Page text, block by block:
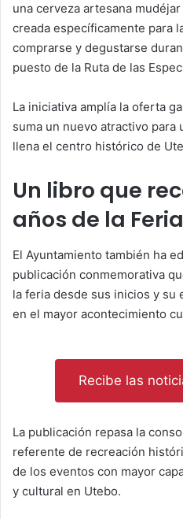
una cerveza artesana
creada específicamente para
comprarse y degustarse
puesto de la Ruta de las
La iniciativa amplía la oferta
suma un nuevo atractivo para
llena el centro histórico de
Un libro que
años de la
El Ayuntamiento también ha
publicación conmemorativa
la feria desde sus inicios y
en el mayor acontecimiento
Recibe las
La publicación repasa la
referente de recreación
de los eventos con mayor
y cultural en Utebo.